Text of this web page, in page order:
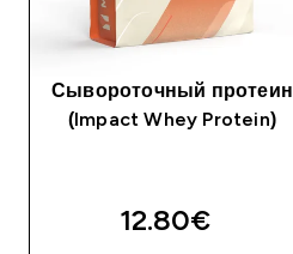
Сывороточный протеин
(Impact Whey Protein)
12.80€‎